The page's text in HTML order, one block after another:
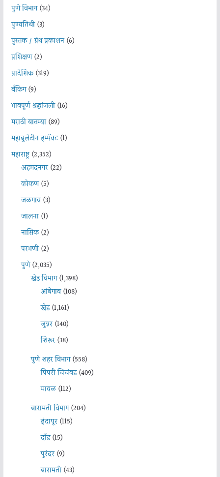
पुणे विभाग(34)
पुण्यतिथी(3)
पुस्तक / ग्रंथ प्रकाशन(6)
प्रशिक्षण(2)
प्रादेशिक(319)
बँकिंग(9)
भावपूर्ण श्रद्धांजली(16)
मराठी बातम्या(89)
महाबुलेटीन इम्पॅक्ट(1)
महाराष्ट्र(2,352)
अहमदनगर(22)
कोकण(5)
जळगाव(3)
जालना(1)
नासिक(2)
परभणी(2)
पुणे(2,035)
खेड विभाग(1,398)
आंबेगाव(108)
खेड(1,161)
जुन्नर(140)
शिरूर(38)
पुणे शहर विभाग(558)
पिंपरी चिचंवड(409)
मावळ(112)
बारामती विभाग(204)
इंदापूर(115)
दौंड(15)
पुरंदर(9)
बारामती(43)